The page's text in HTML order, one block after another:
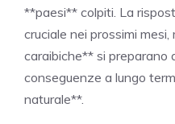
**paesi** colpiti. La
cruciale nei prossimi
caraibiche** si preparano
conseguenze a lungo
naturale**.